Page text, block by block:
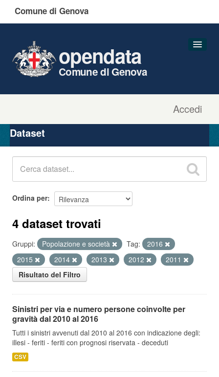
Comune di Genova
Accedi
opendata
Comune di Genova
Organizzazioni
Gruppi
Dataset
Ordina per
4 dataset trovati
Gruppi: Popolazione e società Tag:
2016
2015
2014 2013 2012
2011
Risultato del Filtro
Sinistri per via e numero persone coinvolte per
gravità dal 2010 al 2016
Tutti i sinistri avvenuti dal 2010 al 2016 con indicazione degli:
illesi - feriti - feriti con prognosi riservata - deceduti
CSV